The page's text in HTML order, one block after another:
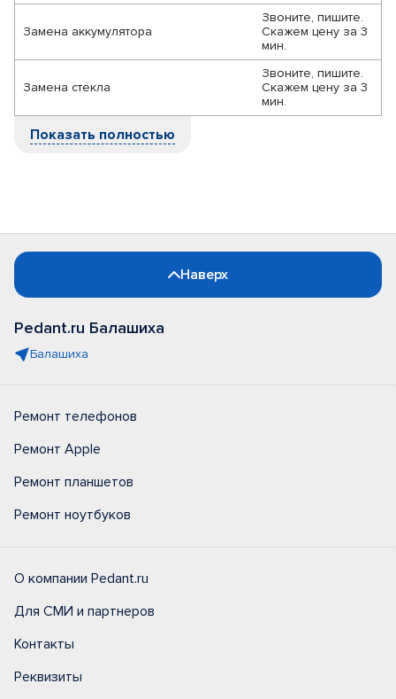
Замена аккумулятора
Звоните, пишите.
Скажем цену за 3
мин.
Замена стекла
Звоните, пишите.
Скажем цену за 3
мин.
Показать полностью
Наверх
Pedant.ru Балашиха
Балашиха
Ремонт телефонов
Ремонт Apple
Ремонт планшетов
Ремонт ноутбуков
О компании Pedant.ru
Для СМИ и партнеров
Контакты
Реквизиты